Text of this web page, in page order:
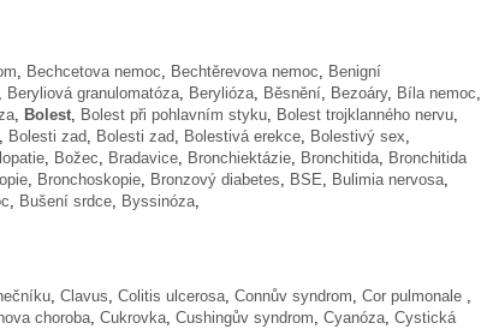
, Bechcetova nemoc, Bechtěrevova nemoc, Benigní
, Beryliová granulomatóza, Berylióza, Běsnění, Bezoáry, Bíla nemoc,
, Bolest, Bolest při pohlavním styku, Bolest trojklanného nervu,
, Bolesti zad, Bolesti zad, Bolestivá erekce, Bolestivý sex,
, Božec, Bradavice, Bronchiektázie, Bronchitida, Bronchitida
, Bronchoskopie, Bronzový diabetes, BSE, Bulimia nervosa,
, Bušení srdce, Byssinóza,
, Clavus, Colitis ulcerosa, Connův syndrom, Cor pulmonale ,
choroba, Cukrovka, Cushingův syndrom, Cyanóza, Cystická